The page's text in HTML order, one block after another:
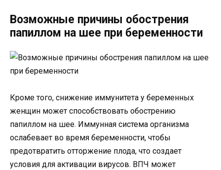
Возможные причины обострения
папиллом на шее при беременности
Кроме того, снижение иммунитета у беременных
женщин может способствовать обострению
папиллом на шее. Иммунная система организма
ослабевает во время беременности, чтобы
предотвратить отторжение плода, что создает
условия для активации вирусов. ВПЧ может